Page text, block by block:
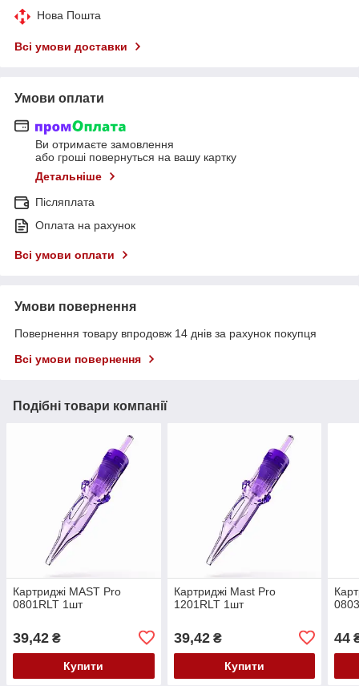
Нова Пошта
Всі умови доставки
Умови оплати
Ви отримаєте замовлення
або гроші повернуться на вашу картку
Детальніше
Післяплата
Оплата на рахунок
Всі умови оплати
Умови повернення
Повернення товару впродовж 14 днів за рахунок покупця
Всі умови повернення
Подібні товари компанії
Картриджі MAST Pro
0801RLT 1шт
39,42 ₴
Купити
Картриджі Mast Pro
1201RLT 1шт
39,42₴
Купити
44